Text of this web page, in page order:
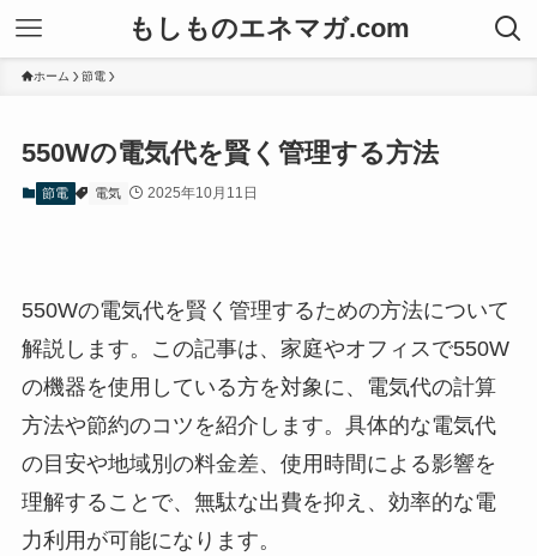
もしものエネマガ.com
ホーム 節電
550Wの電気代を賢く管理する方法
節電 電気 2025年10月11日
550Wの電気代を賢く管理するための方法について
解説します。この記事は、家庭やオフィスで550W
の機器を使用している方を対象に、電気代の計算
方法や節約のコツを紹介します。具体的な電気代
の目安や地域別の料金差、使用時間による影響を
理解することで、無駄な出費を抑え、効率的な電
力利用が可能になります。